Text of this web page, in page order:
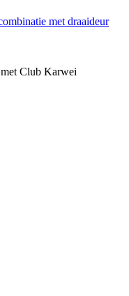
met draaideur
Club Karwei